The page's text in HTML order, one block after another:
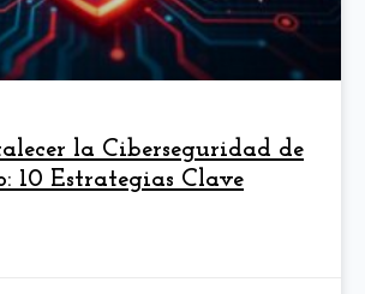
la Ciberseguridad de
10 Estrategias Clave